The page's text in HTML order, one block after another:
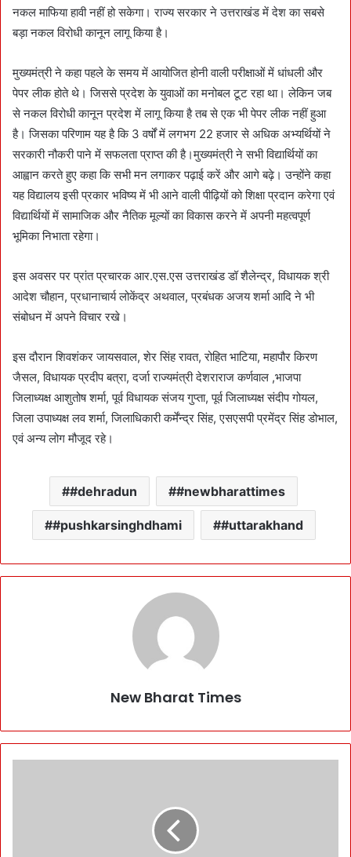
नकल माफिया हावी नहीं हो सकेगा। राज्य सरकार ने उत्तराखंड में देश का सबसे
बड़ा नकल विरोधी कानून लागू किया है।
मुख्यमंत्री ने कहा पहले के समय में आयोजित होनी वाली परीक्षाओं में धांधली और
पेपर लीक होते थे। जिससे प्रदेश के युवाओं का मनोबल टूट रहा था। लेकिन जब
से नकल विरोधी कानून प्रदेश में लागू किया है तब से एक भी पेपर लीक नहीं हुआ
है। जिसका परिणाम यह है कि 3 वर्षों में लगभग 22 हजार से अधिक अभ्यर्थियों ने
सरकारी नौकरी पाने में सफलता प्राप्त की है।मुख्यमंत्री ने सभी विद्यार्थियों का
आह्वान करते हुए कहा कि सभी मन लगाकर पढ़ाई करें और आगे बढ़े। उन्होंने कहा
यह विद्यालय इसी प्रकार भविष्य में भी आने वाली पीढ़ियों को शिक्षा प्रदान करेगा एवं
विद्यार्थियों में सामाजिक और नैतिक मूल्यों का विकास करने में अपनी महत्वपूर्ण
भूमिका निभाता रहेगा।
इस अवसर पर प्रांत प्रचारक आर.एस.एस उत्तराखंड डॉ शैलेन्द्र, विधायक श्री
आदेश चौहान, प्रधानाचार्य लोकेंद्र अथवाल, प्रबंधक अजय शर्मा आदि ने भी
संबोधन में अपने विचार रखे।
इस दौरान शिवशंकर जायसवाल, शेर सिंह रावत, रोहित भाटिया, महापौर किरण
जैसल, विधायक प्रदीप बत्रा, दर्जा राज्यमंत्री देशराराज कर्णवाल ,भाजपा
जिलाध्यक्ष आशुतोष शर्मा, पूर्व विधायक संजय गुप्ता, पूर्व जिलाध्यक्ष संदीप गोयल,
जिला उपाध्यक्ष लव शर्मा, जिलाधिकारी कर्मेंन्द्र सिंह, एसएसपी प्रमेंद्र सिंह डोभाल,
एवं अन्य लोग मौजूद रहे।
#dehradun #newbharattimes
#pushkarsinghdhami #uttarakhand
New Bharat Times